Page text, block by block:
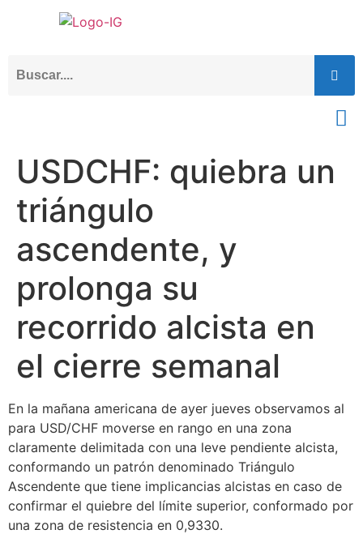
USDCHF: quiebra un
triángulo
ascendente, y
prolonga su
recorrido alcista en
el cierre semanal
En la mañana americana de ayer jueves observamos al
para USD/CHF moverse en rango en una zona
claramente delimitada con una leve pendiente alcista,
conformando un patrón denominado Triángulo
Ascendente que tiene implicancias alcistas en caso de
confirmar el quiebre del límite superior, conformado por
una zona de resistencia en 0,9330.